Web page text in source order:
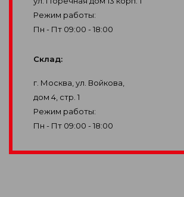
Режим работы:
Пн - Пт 09:00 - 18:00
Склад:
г. Москва, ул. Войкова,
дом 4, стр. 1
Режим работы:
Пн - Пт 09:00 - 18:00